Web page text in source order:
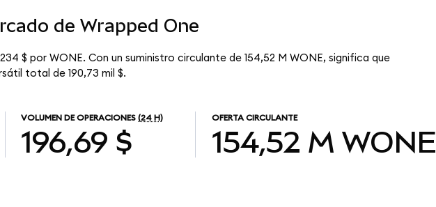
de Wrapped One
$ por WONE. Con un suministro circulante de 154,52 M WONE, significa que
total de 190,73 mil $.
VOLUMEN DE OPERACIONES (24 H)
196,69 $
OFERTA CIRCULANTE
154,52 M WONE